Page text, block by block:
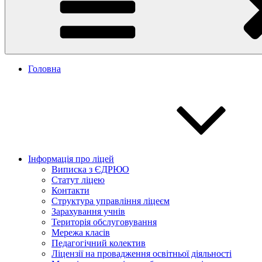
Головна
Інформація про ліцей
Виписка з ЄДРЮО
Статут ліцею
Контакти
Структура управління ліцеєм
Зарахування учнів
Територія обслуговування
Мережа класів
Педагогічний колектив
Ліцензії на провадження освітньої діяльності